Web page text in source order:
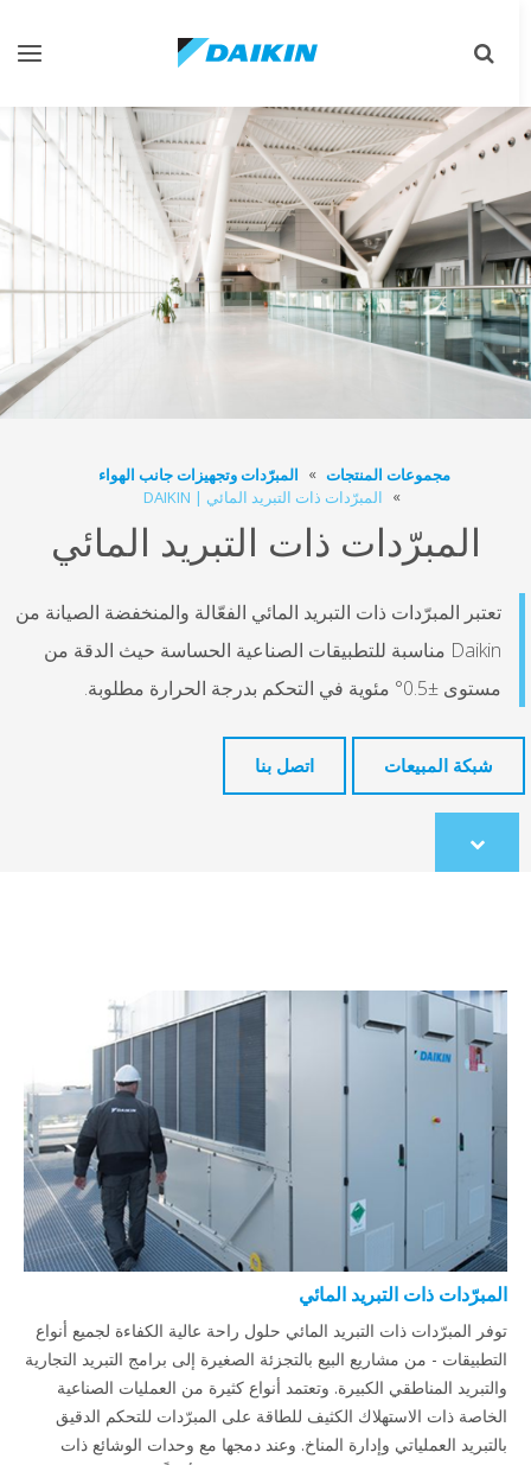
تبديل
تبديل
مجموعات المنتجات
المبرّدات وتجهيزات جانب الهواء
المبرّدات ذات التبريد المائي | DAIKIN
المبرّدات ذات التبريد المائي
تعتبر المبرّدات ذات التبريد المائي الفعّالة والمنخفضة الصيانة من
Daikin مناسبة للتطبيقات الصناعية الحساسة حيث الدقة من
مستوى ±0.5° مئوية في التحكم بدرجة الحرارة مطلوبة.
شبكة المبيعات اتصل بنا
Scroll
to
المبرّدات ذات التبريد المائي
توفر المبرّدات ذات التبريد المائي حلول راحة عالية الكفاءة لجميع أنواع
التطبيقات - من مشاريع البيع بالتجزئة الصغيرة إلى برامج التبريد التجارية
والتبريد المناطقي الكبيرة. وتعتمد أنواع كثيرة من العمليات الصناعية
الخاصة ذات الاستهلاك الكثيف للطاقة على المبرّدات للتحكم الدقيق
بالتبريد العملياتي وإدارة المناخ. وعند دمجها مع وحدات الوشائع ذات